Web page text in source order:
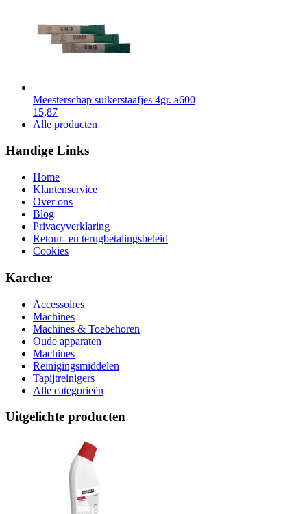
Meesterschap suikerstaafjes 4gr. a600
15,87
Alle producten
Handige Links
Home
Klantenservice
Over ons
Blog
Privacyverklaring
Retour- en terugbetalingsbeleid
Cookies
Karcher
Accessoires
Machines
Machines & Toebehoren
Oude apparaten
Machines
Reinigingsmiddelen
Tapijtreinigers
Alle categorieën
Uitgelichte producten